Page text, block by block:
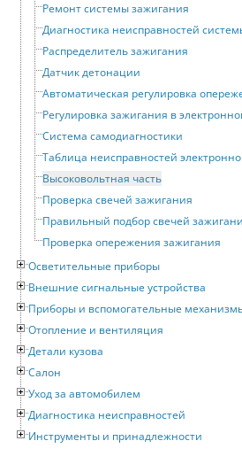
Ремонт системы зажигания
Диагностика неисправностей
Распределитель зажигания
Датчик детонации
Автоматическая регулировка
Регулировка зажигания в
Система самодиагностики
Таблица неисправностей
Высоковольтная часть
Проверка свечей зажигания
Правильный подбор свечей
Проверка опережения зажигания
Осветительные приборы
Внешние сигнальные устройства
Приборы и вспомогательные
Отопление и вентиляция
Детали кузова
Салон
Уход за автомобилем
Диагностика неисправностей
Инструменты и принадлежности